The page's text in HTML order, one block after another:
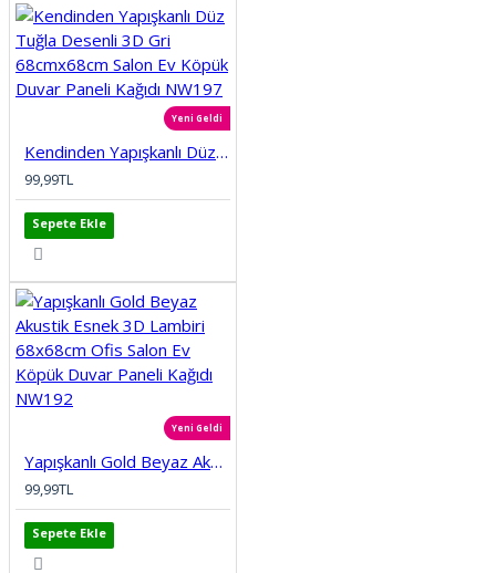
Yeni Geldi
Kendinden Yapışkanlı Düz Tuğla Desenli 3D Gri 68cmx68cm Salon Ev Köpük Duvar Paneli Kağıdı NW197
99,99TL
Sepete Ekle
Yeni Geldi
Yapışkanlı Gold Beyaz Akustik Esnek 3D Lambiri 68x68cm Ofis Salon Ev Köpük Duvar Paneli Kağıdı NW192
99,99TL
Sepete Ekle